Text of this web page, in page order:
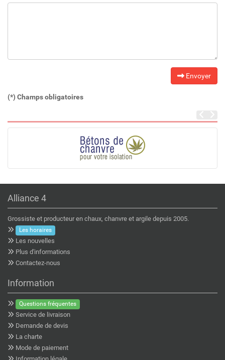
Envoyer
(*) Champs obligatoires
Alliance 4
Grossiste et producteur en chaux, chanvre et argile depuis 2005.
Les horaires
Les nouvelles
Plus d'informations
Contactez-nous
Information
Questions fréquentes
Service de livraison
Demande de devis
La charte
Mode de paiement